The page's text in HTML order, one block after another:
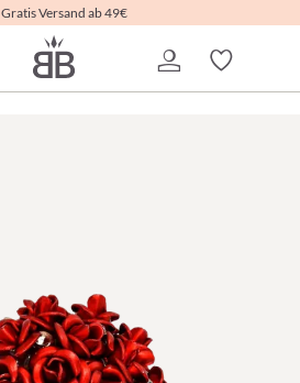
Gratis Versand ab 49€